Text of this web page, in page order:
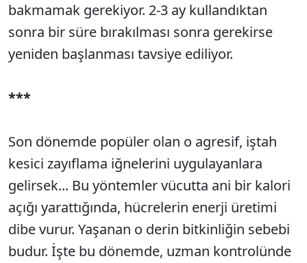
bakmamak gerekiyor. 2-3 ay kullandıktan
sonra bir süre bırakılması sonra gerekirse
yeniden başlanması tavsiye ediliyor.
***
Son dönemde popüler olan o agresif, iştah
kesici zayıflama iğnelerini uygulayanlara
gelirsek... Bu yöntemler vücutta ani bir kalori
açığı yarattığında, hücrelerin enerji üretimi
dibe vurur. Yaşanan o derin bitkinliğin sebebi
budur. İşte bu dönemde, uzman kontrolünde